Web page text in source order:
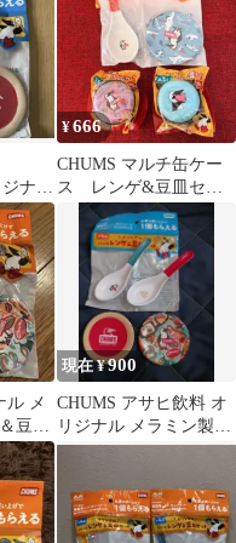
ジナ
セッ
¥666
CHUMS マルチ缶ケー
ス レンゲ&豆皿セッ
ル メ
豆皿
現在 ¥900
CHUMS アサヒ飲料 オ
リジナル メラミン製レ
ンゲ＆豆皿セット